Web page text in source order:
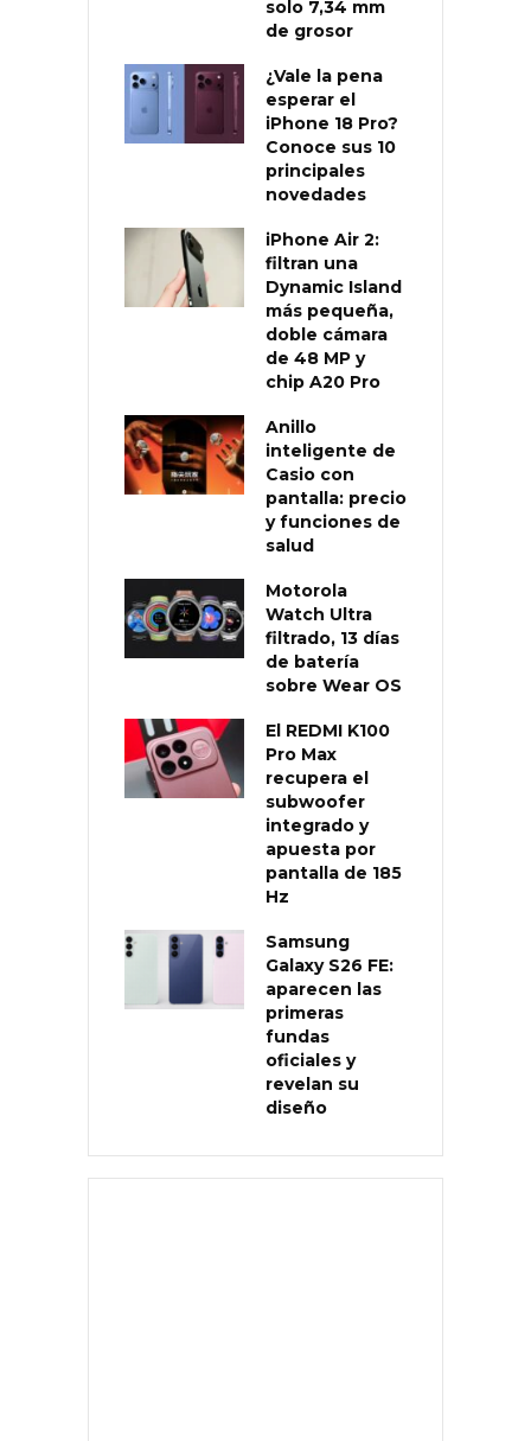
solo 7,34 mm
de grosor
¿Vale la pena
esperar el
iPhone 18 Pro?
Conoce sus 10
principales
novedades
iPhone Air 2:
filtran una
Dynamic Island
más pequeña,
doble cámara
de 48 MP y
chip A20 Pro
Anillo
inteligente de
Casio con
pantalla: precio
y funciones de
salud
Motorola
Watch Ultra
filtrado, 13 días
de batería
sobre Wear OS
El REDMI K100
Pro Max
recupera el
subwoofer
integrado y
apuesta por
pantalla de 185
Hz
Samsung
Galaxy S26 FE:
aparecen las
primeras
fundas
oficiales y
revelan su
diseño